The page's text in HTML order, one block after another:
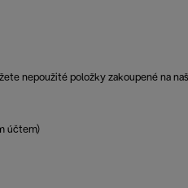
nepoužité položky zakoupené na
účtem)